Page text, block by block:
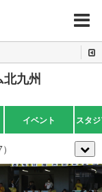
MENU
北九州
イベント スタ